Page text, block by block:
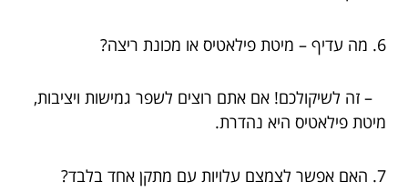
6. מה עדיף – מיטת פילאטיס או מכונת ריצה?
– זה לשיקולכם! אם אתם רוצים לשפר גמישות ויציבות,
מיטת פילאטיס היא נהדרת.
7. האם אפשר לצמצם עלויות עם מתקן אחד בלבד?